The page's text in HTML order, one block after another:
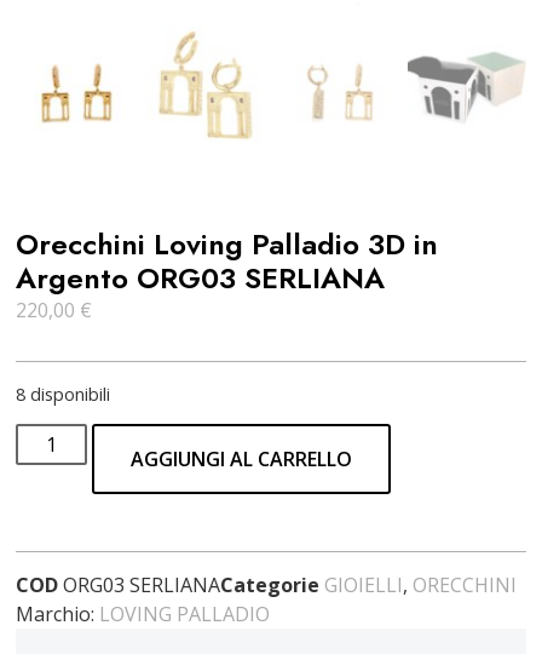
Orecchini Loving Palladio 3D in
Argento ORG03 SERLIANA
220,00 €
8 disponibili
AGGIUNGI AL CARRELLO
CODORG03 SERLIANACategorie GIOIELLI, ORECCHINI
Marchio: LOVING PALLADIO